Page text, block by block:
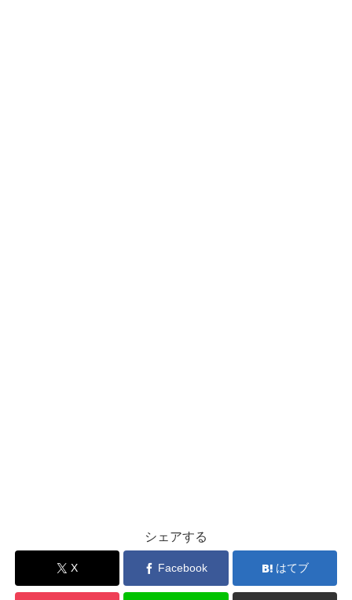
シェアする
X Facebook はてブ